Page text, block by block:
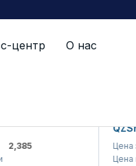
центр О нас
QZSM
Цена
Цена